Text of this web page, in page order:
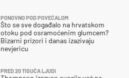
PONOVNO POD POVEĆALOM
Što se sve događalo na hrvatskom
otoku pod osramoćenim glumcem?
Bizarni prizori i danas izazivaju
nevjericu
PRED 20 TISUĆA LJUDI